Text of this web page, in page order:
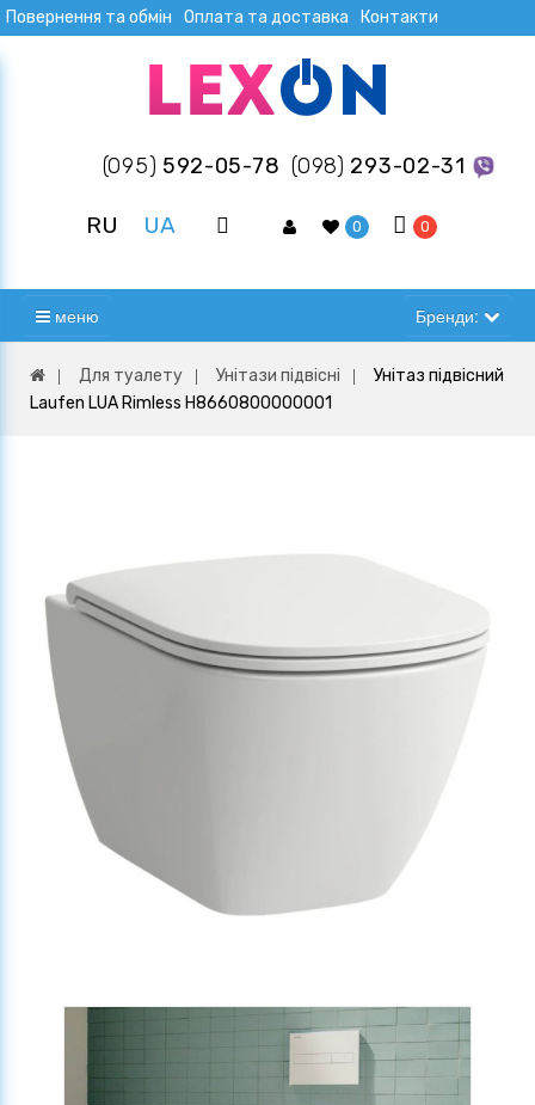
Повернення та обмін Оплата та доставка Контакти
(095) 592-05-78 (098) 293-02-31
RU UA 0 0
меню Бренди:
Для туалету Унітази підвісні
Унітаз підвісний
Laufen LUA Rimless H8660800000001